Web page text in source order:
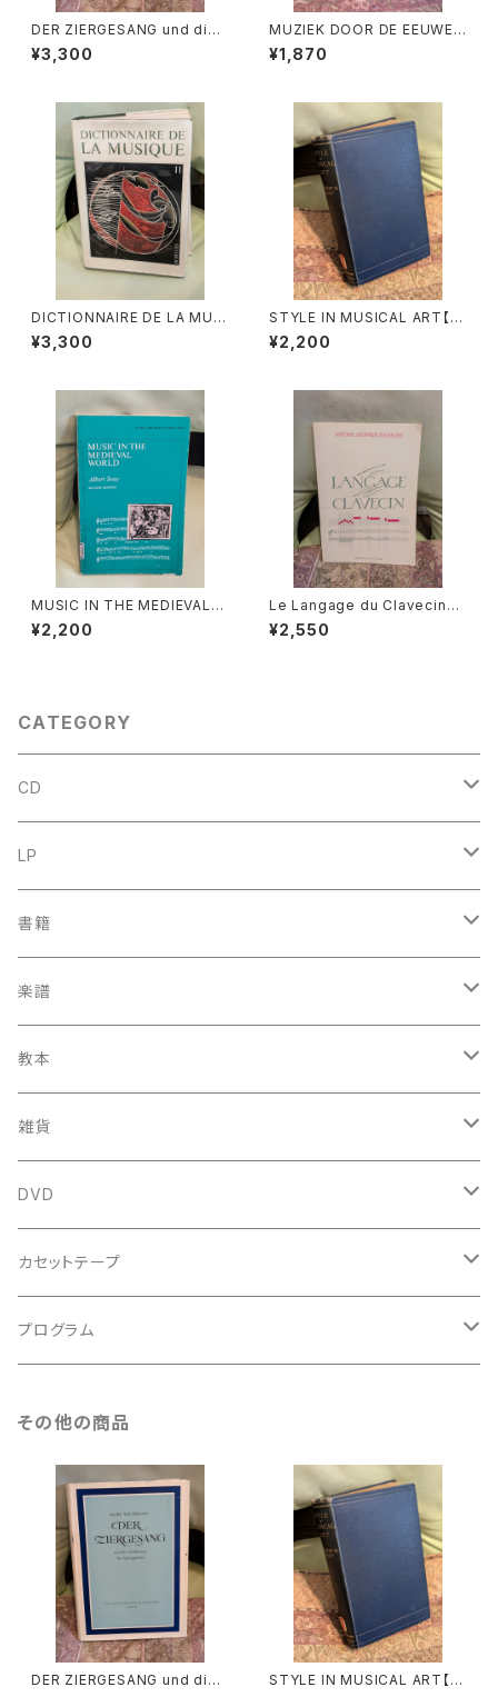
DER ZIERGESANG und die
Ausfuhrung der Appoggiat
ura【著者：Kurt Wichmann】出
¥3,300
MUZIEK DOOR DE EEUWEN
3【著者：DRS.W.C.M.KLOPPE
NBURG】出版社：Broekmans
¥1,870
DICTIONNAIRE DE LA MUSI
QUE Ⅱ:les mens et leurs
œuvres『音楽辞典：人物とその
¥3,300
STYLE IN MUSICAL ART【著
者：C. HUBERT H.PARRY】出
版社：MACMILLAN AND CO,
¥2,200
MUSIC IN THE MEDIEVAL
WORLD【著者：Albert Seay】
出版社：PRENTICE-HALL, IN
¥2,200
Le Langage du Clavecin
【著者：ANTOINE GEOFFROY
DECHAUME】出版社：EDITIO
¥2,550
CATEGORY
CD
古楽
中古CD
鍋島元子関連CD
古楽以外
中古CD
LP
古楽
中古LP
鍋島元子関連LP
古楽以外
中古LP
書籍
古楽関係
中古本
新古本
古楽以外
中古本
中古本
楽譜
古楽関係
スコア
鍵盤用
古楽以外
スコア
教本
古楽関係
古楽以外
雑貨
トートバッグ
バロック
ルネサンス
DVD
古楽
古楽以外
カセットテープ
古楽
プログラム
古楽以外
その他の商品
DER ZIERGESANG und die
STYLE IN MUSICAL ART【著